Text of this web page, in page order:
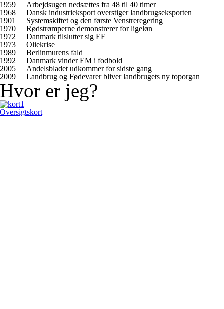
1959
Arbejdsugen nedsættes fra 48 til 40 timer
1968
Dansk industrieksport overstiger landbrugseksporten
1901
Systemskiftet og den første Venstreregering
1970
Rødstrømperne demonstrerer for ligeløn
1972
Danmark tilslutter sig EF
1973
Oliekrise
1989
Berlinmurens fald
1992
Danmark vinder EM i fodbold
2005
Andelsbladet udkommer for sidste gang
2009
Landbrug og Fødevarer bliver landbrugets ny toporgan
Hvor er jeg?
Oversigtskort